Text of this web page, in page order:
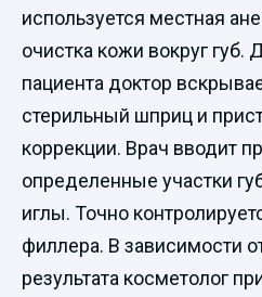
используется местная
очистка кожи вокруг губ.
пациента доктор
стерильный шприц и
коррекции. Врач вводит
определенные участки
иглы. Точно
филлера. В зависимости
результата косметолог